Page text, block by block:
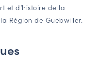
et d’histoire de la
Région de Guebwiller.